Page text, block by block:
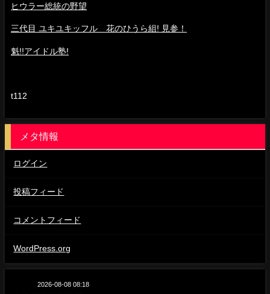
ヒウラー総統の野望
三代目 ユキユキッフル 花のひうら組! 見参！
魁!!アイドル塾!
t112
メタ情報
ログイン
投稿フィード
コメントフィード
WordPress.org
2026-08-08 08:18